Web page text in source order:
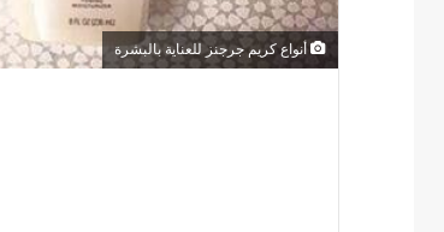
أنواع كريم جرجنز للعناية بالبشرة